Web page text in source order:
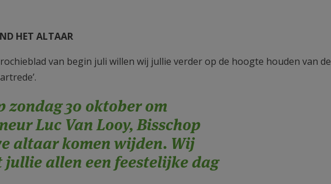
HET ALTAAR
van begin juli willen wij jullie verder op de hoogte houden van de
zondag 30 oktober om
Luc Van Looy, Bisschop
altaar komen wijden. Wij
jullie allen een feestelijke dag